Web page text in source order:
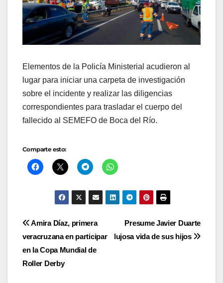
Elementos de la Policía Ministerial acudieron al
lugar para iniciar una carpeta de investigación
sobre el incidente y realizar las diligencias
correspondientes para trasladar el cuerpo del
fallecido al SEMEFO de Boca del Río.
Comparte esto:
Navegación
de
entradas
Presume Javier Duarte
lujosa vida de sus hijos
Amira Díaz, primera
veracruzana en participar
en la Copa Mundial de
Roller Derby